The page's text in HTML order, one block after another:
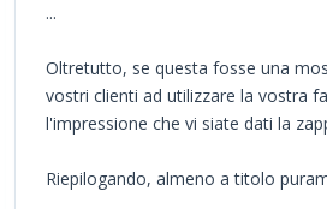
...
Oltretutto, se questa fosse una
vostri clienti ad utilizzare la vostra
l'impressione che vi siate dati la
Riepilogando, almeno a titolo